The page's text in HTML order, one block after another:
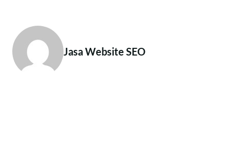
Jasa Website SEO